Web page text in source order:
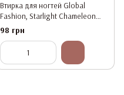
Втирка для ногтей Global
Fashion, Starlight Chameleon
Powder 08 K155
98 грн